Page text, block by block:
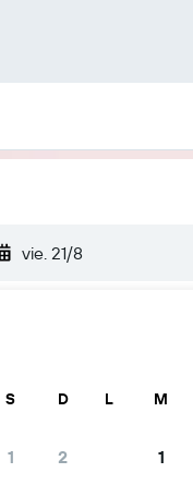
vie. 21/8
S D
1 2
L M
1